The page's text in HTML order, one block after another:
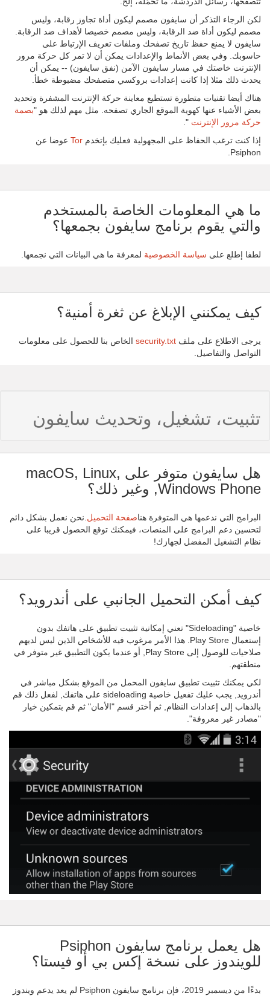
لكن الرجاء التذكر أن سايفون مصمم ليكون أداة تجاوز رقابة، وليس
مصمم ليكون أداة ضد الرقابة، وليس مصمم خصيصا لأهداف ضد الرقابة.
سايفون لا يمنع حفظ تاريخ تصفحك وملفات تعريف الإرتباط على
حاسوبك. وفي بعض الأنماط والإعدادات يمكن أن لا تمر كل حركة مرور
الإنترنت خاصتك في مسار سايفون الآمن (نفق سايفون) -- يمكن أن
يحدث ذلك مثلا إذا كانت إعدادات بروكسي متصفحك مضبوطة خطأ.
هناك أيضا تقنيات متطورة تستطيع معاينة حركة الإنترنت المشفرة وتحديد
بعض الأشياء عنها كهوية الموقع الجاري تصفحه. مثل مهم لذلك هو "بصمة
حركة مرور الإنترنت ".
إذا كنت ترغب الحفاظ على المجهولية فعليك بإتخدم Tor عوضا عن
Psiphon.
ما هي المعلومات الخاصة بالمستخدم
والتي يقوم برنامج سايفون بجمعها؟
لطفا إطلع على سياسة الخصوصية لمعرفة ما هي البيانات التي نجمعها.
كيف يمكنني الإبلاغ عن ثغرة أمنية؟
يرجى الاطلاع على ملف security.txt الخاص بنا للحصول على معلومات
التواصل والتفاصيل.
تثبيت، تشغيل، وتحديث سايفون
هل سايفون متوفر على macOS, Linux,
Windows Phone, وغير ذلك؟
البرامج التي ندعمها هي المتوفرة هناصفحة التحميل.نحن نعمل بشكل دائم
لتحسين دعم البرامج على المنصات، فيمكنك توقع الحصول قريبا على
نظام التشغيل المفضل لجهازك!
كيف أمكن التحميل الجانبي على أندرويد؟
خاصية "Sideloading" تعني إمكانية تثبيت تطبيق على هاتفك بدون
إستعمال Play Store. هذا الأمر مرغوب فيه للأشخاص الذين ليس لديهم
صلاحيات للوصول إلى Play Store, أو عندما يكون التطبيق غير متوفر في
منطقتهم.
لكي يمكنك تثبيت تطبيق سايفون المحمل من الموقع بشكل مباشر في
أندرويد, يجب عليك تفعيل خاصية sideloading على هاتفك, لفعل ذلك قم
بالذهاب إلى إعدادات النظام, ثم أختر قسم "الأمان" ثم قم بتمكين خيار
"مصادر غير معروفة".
هل يعمل برنامج سايفون Psiphon
للويندوز على نسخة إكس بي أو فيستا؟
بدءًا من ديسمبر 2019، فإن برنامج سايفون Psiphon لم يعد يدعم ويندوز